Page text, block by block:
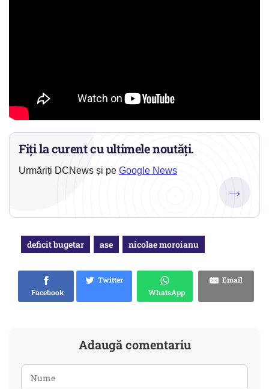
Fiți la curent cu ultimele noutăți.
Urmăriți DCNews și pe Google News
→
deficit bugetar ase nicolae moroianu
Facebook
Twitter
WhatsApp
Email
Adaugă comentariu